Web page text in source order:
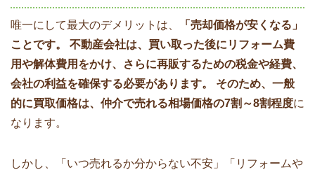
唯一にして最大のデメリットは、
「売却価格が安くなる」
ことです。 不動産会社は、買い取った後にリフォーム費
用や解体費用をかけ、さらに再販するための税金や経費、
会社の利益を確保する必要があります。 そのため、一般
的に買取価格は、仲介で売れる相場価格の7割～8割程度に
なります。
しかし、「いつ売れるか分からない不安」「リフォームや